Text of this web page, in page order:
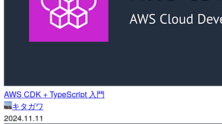
AWS CDK + TypeScript 入門
キタガワ
2024.11.11